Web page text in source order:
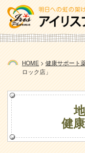
HOME > 健康サポート
ロック店」
健